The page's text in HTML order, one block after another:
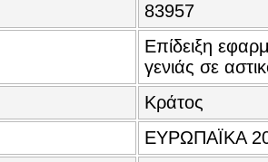
83957
Επίδειξη
γενιάς σε
Κράτος
ΕΥΡΩΠΑΪΚΑ